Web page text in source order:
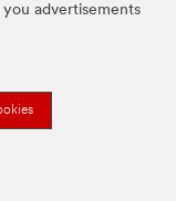
advertisements